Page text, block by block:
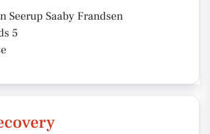
Seerup Saaby Frandsen
5